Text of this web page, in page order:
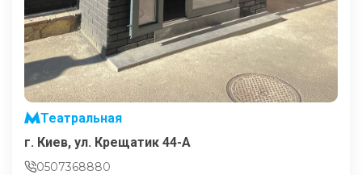
Театральная
г. Киев, ул. Крещатик 44-А
0507368880